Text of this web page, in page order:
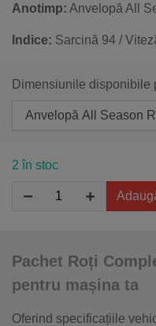
Anotimp: Anvelopă All
Indice: Sarcină 94 /
Dimensiunile disponibile
2 în stoc
Pachet Roți
pentru mașina ta
Oferind specificațiile